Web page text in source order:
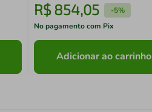
R$ 854,05 -5%
No pagamento com Pix
Adicionar ao carrinho